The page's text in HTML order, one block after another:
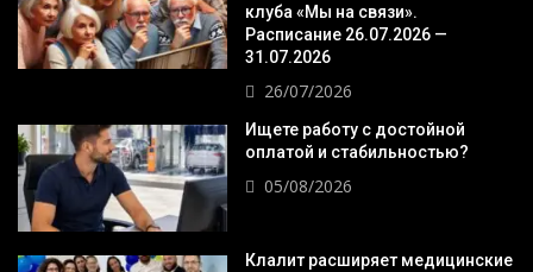
клуба «Мы на связи».
Расписание 26.07.2026 —
31.07.2026
26/07/2026
Ищете работу с достойной
оплатой и стабильностью?
05/08/2026
Клалит расширяет медицинские